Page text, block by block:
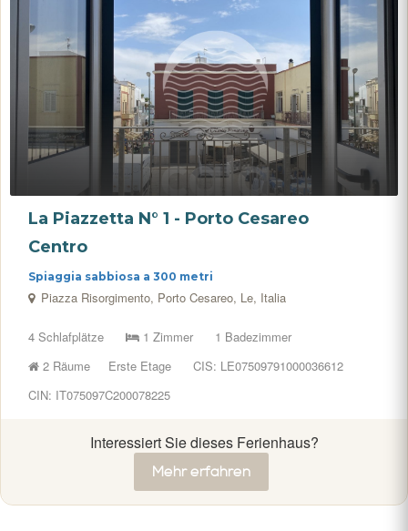
La Piazzetta N° 1 - Porto Cesareo
Centro
Spiaggia sabbiosa a 300 metri
Piazza Risorgimento, Porto Cesareo, Le, Italia
4 Schlafplätze 1 Zimmer
1 Badezimmer
2 Räume
Erste Etage
CIS: LE07509791000036612
CIN: IT075097C200078225
Interessiert Sie dieses Ferienhaus?
Mehr erfahren